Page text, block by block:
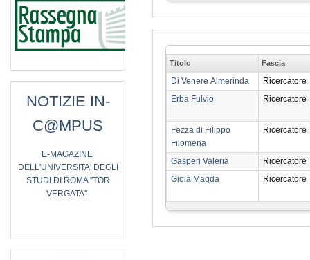
NOTIZIE IN-
C@MPUS
E-MAGAZINE
DELL'UNIVERSITA' DEGLI
STUDI DI ROMA "TOR
VERGATA"
Titolo Fascia
Di Venere Almerinda
Ricercatore
Erba Fulvio
Ricercatore
Fezza di Filippo
Filomena
Ricercatore
Gasperi Valeria
Ricercatore
Gioia Magda
Ricercatore